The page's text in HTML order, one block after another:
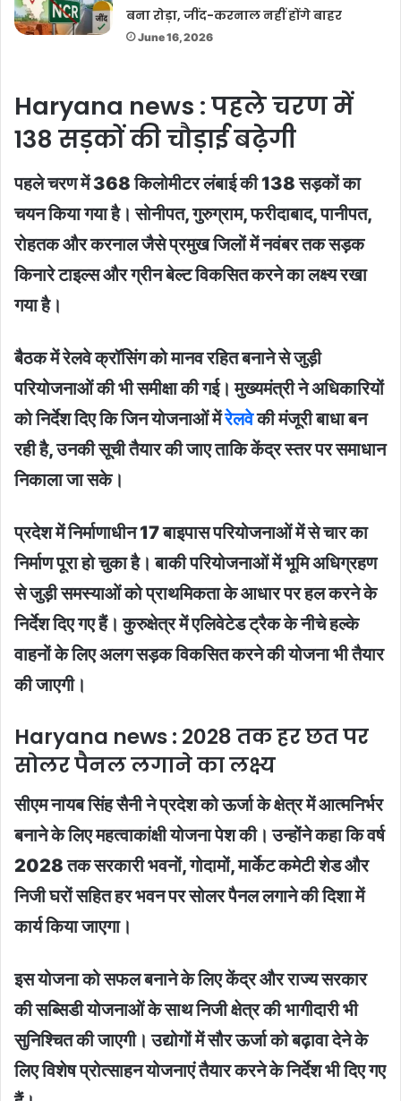
बना रोड़ा, जींद-करनाल नहीं होंगे बाहर
June 16, 2026
Haryana news : पहले चरण में
138 सड़कों की चौड़ाई बढ़ेगी
पहले चरण में 368 किलोमीटर लंबाई की 138 सड़कों का
चयन किया गया है। सोनीपत, गुरुग्राम, फरीदाबाद, पानीपत,
रोहतक और करनाल जैसे प्रमुख जिलों में नवंबर तक सड़क
किनारे टाइल्स और ग्रीन बेल्ट विकसित करने का लक्ष्य रखा
गया है।
बैठक में रेलवे क्रॉसिंग को मानव रहित बनाने से जुड़ी
परियोजनाओं की भी समीक्षा की गई। मुख्यमंत्री ने अधिकारियों
को निर्देश दिए कि जिन योजनाओं मेंरेलवेकी मंजूरी बाधा बन
रही है, उनकी सूची तैयार की जाए ताकि केंद्र स्तर पर समाधान
निकाला जा सके।
प्रदेश में निर्माणाधीन 17 बाइपास परियोजनाओं में से चार का
निर्माण पूरा हो चुका है। बाकी परियोजनाओं में भूमि अधिग्रहण
से जुड़ी समस्याओं को प्राथमिकता के आधार पर हल करने के
निर्देश दिए गए हैं। कुरुक्षेत्र में एलिवेटेड ट्रैक के नीचे हल्के
वाहनों के लिए अलग सड़क विकसित करने की योजना भी तैयार
की जाएगी।
Haryana news : 2028 तक हर छत पर
सोलर पैनल लगाने का लक्ष्य
सीएम नायब सिंह सैनी ने प्रदेश को ऊर्जा के क्षेत्र में आत्मनिर्भर
बनाने के लिए महत्वाकांक्षी योजना पेश की। उन्होंने कहा कि वर्ष
2028 तक सरकारी भवनों, गोदामों, मार्केट कमेटी शेड और
निजी घरों सहित हर भवन पर सोलर पैनल लगाने की दिशा में
कार्य किया जाएगा।
इस योजना को सफल बनाने के लिए केंद्र और राज्य सरकार
की सब्सिडी योजनाओं के साथ निजी क्षेत्र की भागीदारी भी
सुनिश्चित की जाएगी। उद्योगों में सौर ऊर्जा को बढ़ावा देने के
लिए विशेष प्रोत्साहन योजनाएं तैयार करने के निर्देश भी दिए गए